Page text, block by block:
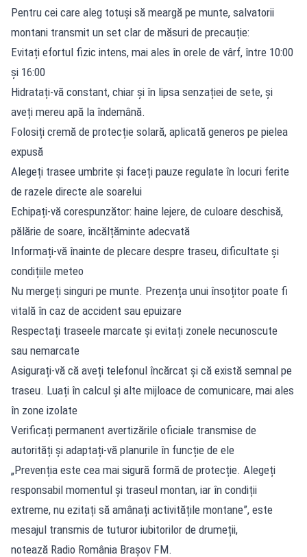
Pentru cei care aleg totuși să meargă pe munte, salvatorii
montani transmit un set clar de măsuri de precauție:
Evitați efortul fizic intens, mai ales în orele de vârf, între 10:00
și 16:00
Hidratați-vă constant, chiar și în lipsa senzației de sete, și
aveți mereu apă la îndemână.
Folosiți cremă de protecție solară, aplicată generos pe pielea
expusă
Alegeți trasee umbrite și faceți pauze regulate în locuri ferite
de razele directe ale soarelui
Echipați-vă corespunzător: haine lejere, de culoare deschisă,
pălărie de soare, încălțăminte adecvată
Informați-vă înainte de plecare despre traseu, dificultate și
condițiile meteo
Nu mergeți singuri pe munte. Prezența unui însoțitor poate fi
vitală în caz de accident sau epuizare
Respectați traseele marcate și evitați zonele necunoscute
sau nemarcate
Asigurați-vă că aveți telefonul încărcat și că există semnal pe
traseu. Luați în calcul și alte mijloace de comunicare, mai ales
în zone izolate
Verificați permanent avertizările oficiale transmise de
autorități și adaptați-vă planurile în funcție de ele
„Prevenția este cea mai sigură formă de protecție. Alegeți
responsabil momentul și traseul montan, iar în condiții
extreme, nu ezitați să amânați activitățile montane”, este
mesajul transmis de tuturor iubitorilor de drumeții,
notează Radio România Brașov FM.